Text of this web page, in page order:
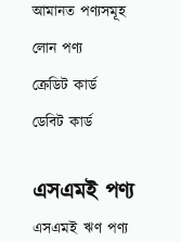
আমানত পণ্যসমূহ
লোন পণ্য
ক্রেডিট কার্ড
ডেবিট কার্ড
এসএমই পণ্য
এসএমই ঋণ পণ্য